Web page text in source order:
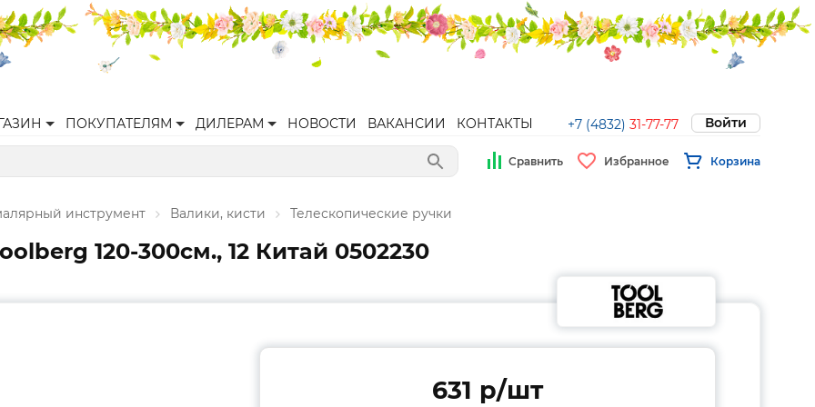
ПОКУПАТЕЛЯМ ДИЛЕРАМ НОВОСТИ ВАКАНСИИ КОНТАКТЫ +7 (4832) 31-77-77 Войти
Сравнить Избранное Корзина
инструмент Валики, кисти Телескопические ручки
120-300см., 12 Китай 0502230
631 p/шт